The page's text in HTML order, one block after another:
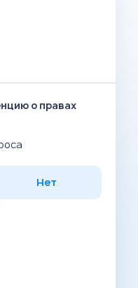
о правах
Нет